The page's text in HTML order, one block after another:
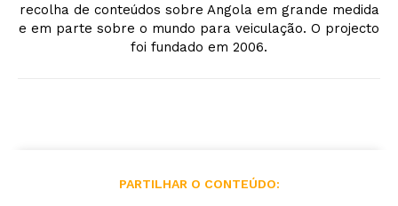
recolha de conteúdos sobre Angola em grande medida
e em parte sobre o mundo para veiculação. O projecto
foi fundado em 2006.
PARTILHAR O CONTEÚDO: